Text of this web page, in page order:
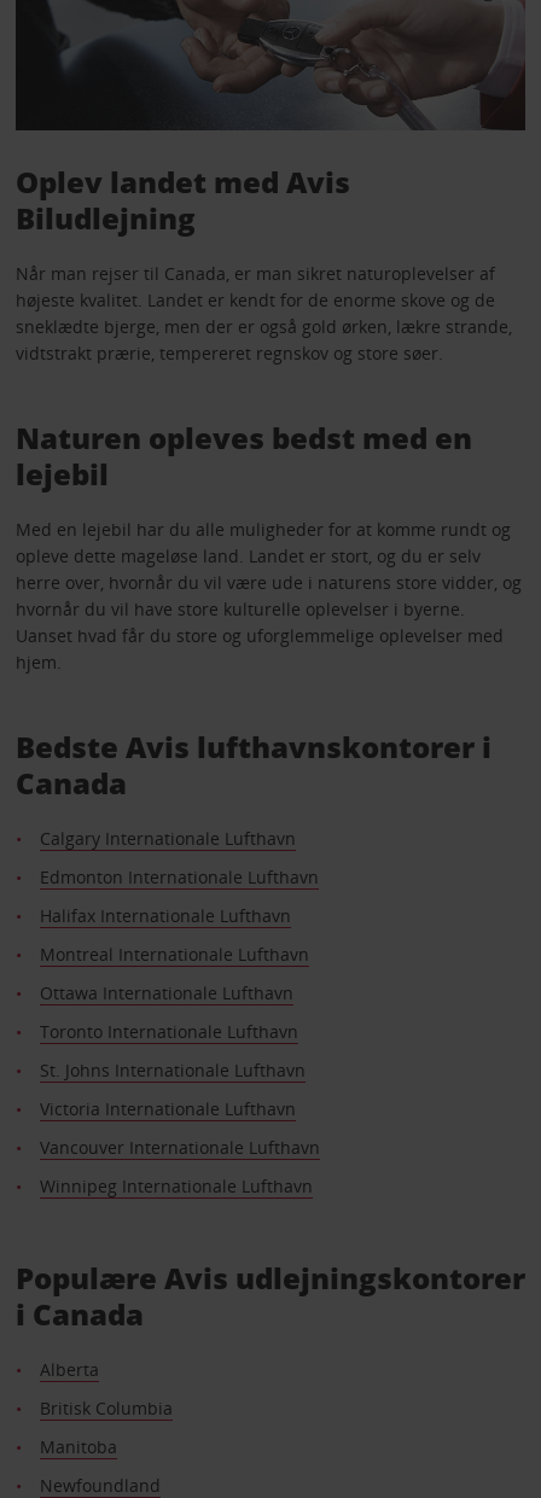
Oplev landet med Avis
Biludlejning
Når man rejser til Canada, er man sikret naturoplevelser af
højeste kvalitet. Landet er kendt for de enorme skove og de
sneklædte bjerge, men der er også gold ørken, lækre strande,
vidtstrakt prærie, tempereret regnskov og store søer.
Naturen opleves bedst med en
lejebil
Med en lejebil har du alle muligheder for at komme rundt og
opleve dette mageløse land. Landet er stort, og du er selv
herre over, hvornår du vil være ude i naturens store vidder, og
hvornår du vil have store kulturelle oplevelser i byerne.
Uanset hvad får du store og uforglemmelige oplevelser med
hjem.
Bedste Avis lufthavnskontorer i
Canada
Calgary Internationale Lufthavn
Edmonton Internationale Lufthavn
Halifax Internationale Lufthavn
Montreal Internationale Lufthavn
Ottawa Internationale Lufthavn
Toronto Internationale Lufthavn
St. Johns Internationale Lufthavn
Victoria Internationale Lufthavn
Vancouver Internationale Lufthavn
Winnipeg Internationale Lufthavn
Populære Avis udlejningskontorer
i Canada
Alberta
Britisk Columbia
Manitoba
Newfoundland